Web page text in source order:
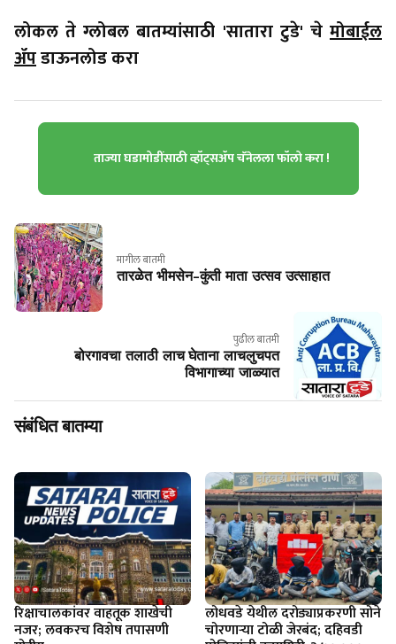
लोकल ते ग्लोबल बातम्यांसाठी 'सातारा टुडे' चे मोबाईल
ॲपडाऊनलोड करा
ताज्या घडामोडींसाठी व्हॉट्सॲप चॅनेलला फॉलो करा !
मागील बातमी
तारळेत भीमसेन-कुंती माता उत्सव उत्साहात
पुढील बातमी
बोरगावचा तलाठी लाच घेताना लाचलुचपत
विभागाच्या जाळ्यात
संबंधित बातम्या
रिक्षाचालकांवर वाहतूक शाखेची
नजर; लवकरच विशेष तपासणी
लोधवडे येथील दरोड्याप्रकरणी सोने
चोरणाऱ्या टोळी जेरबंद; दहिवडी